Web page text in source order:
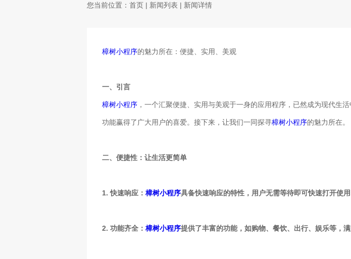
您当前位置： 首页 | 新闻列表 | 新闻详情
樟树小程序的魅力所在：便捷、实用、美观
一、引言
樟树小程序 ，一个汇聚便捷、实用与美观于一身的应用程序，已然成为现代生
功能赢得了广大用户的喜爱。接下来，让我们一同探寻樟树小程序的魅力所在。
二、便捷性：让生活更简单
1. 快速响应： 樟树小程序具备快速响应的特性，用户无需等待即可快速打开使用
2. 功能齐全： 樟树小程序提供了丰富的功能，如购物、餐饮、出行、娱乐等，满